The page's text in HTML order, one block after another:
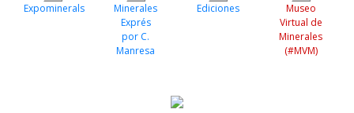
Expominerals
Minerales
Exprés
por C.
Manresa
Ediciones
Museo
Virtual de
Minerales
(#MVM)